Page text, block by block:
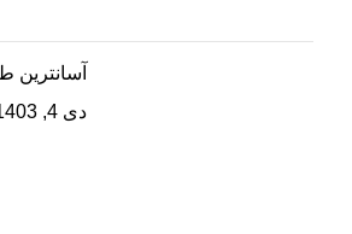
آسانترین
دی 4, 1403